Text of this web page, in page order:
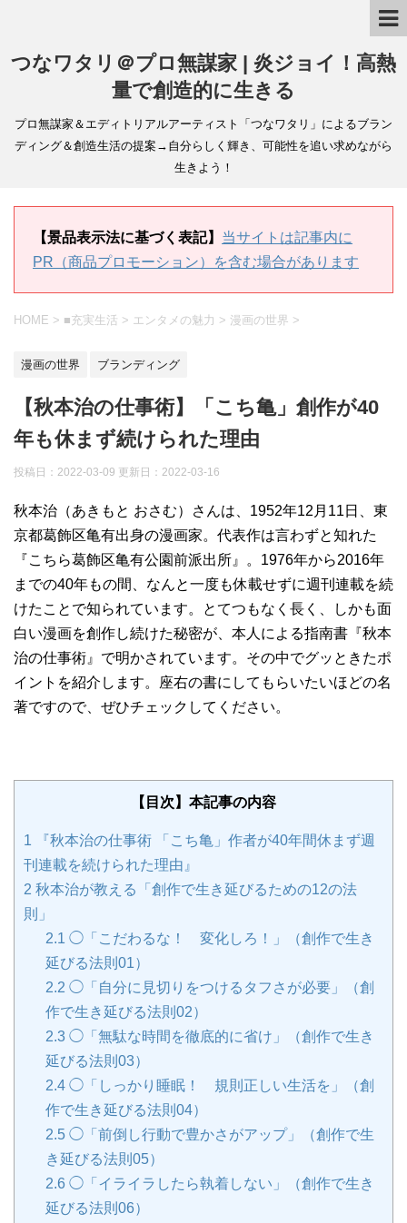
つなワタリ＠プロ無謀家 | 炎ジョイ！高熱
量で創造的に生きる
プロ無謀家＆エディトリアルアーティスト「つなワタリ」によるブラン
ディング＆創造生活の提案→自分らしく輝き、可能性を追い求めながら
生きよう！
【景品表示法に基づく表記】 当サイトは記事内に
PR（商品プロモーション）を含む場合があります
HOME > ■充実生活 > エンタメの魅力 > 漫画の世界 >
漫画の世界 ブランディング
【秋本治の仕事術】「こち亀」創作が40
年も休まず続けられた理由
投稿日：2022-03-09 更新日： 2022-03-16
秋本治（あきもと おさむ）さんは、1952年12月11日、東
京都葛飾区亀有出身の漫画家。代表作は言わずと知れた
『こちら葛飾区亀有公園前派出所』。1976年から2016年
までの40年もの間、なんと一度も休載せずに週刊連載を続
けたことで知られています。とてつもなく長く、しかも面
白い漫画を創作し続けた秘密が、本人による指南書『秋本
治の仕事術』で明かされています。その中でグッときたポ
イントを紹介します。座右の書にしてもらいたいほどの名
著ですので、ぜひチェックしてください。
【目次】本記事の内容
1 『秋本治の仕事術 「こち亀」作者が40年間休まず週
刊連載を続けられた理由』
2 秋本治が教える「創作で生き延びるための12の法
則」
2.1 ◯「こだわるな！ 変化しろ！」（創作で生き
延びる法則01）
2.2 ◯「自分に見切りをつけるタフさが必要」（創
作で生き延びる法則02）
2.3 ◯「無駄な時間を徹底的に省け」（創作で生き
延びる法則03）
2.4 ◯「しっかり睡眠！ 規則正しい生活を」（創
作で生き延びる法則04）
2.5 ◯「前倒し行動で豊かさがアップ」（創作で生
き延びる法則05）
2.6 ◯「イライラしたら執着しない」（創作で生き
延びる法則06）